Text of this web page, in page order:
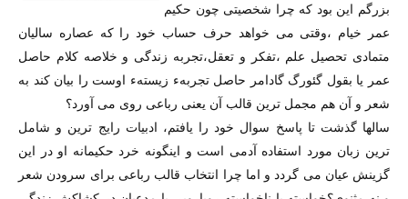
بزرگم این بود که چرا شخصیتی چون حکیم
عمر خیام ،وقتی می خواهد حرف حساب خود را که عصاره سالیان
متمادی تحصیل علم ،تفکر و تعقل،تجربه زندگی و خلاصه کلام حاصل
عمر یا بقول گئورگ گادامر حاصل تجربهء زیستهء اوست را بیان کند به
شعر و آن هم مجمل ترین قالب آن یعنی رباعی روی می آورد؟
سالها گذشت تا پاسخ سوال خود را یافتم، ادبیات رایج ترین و شامل
ترین زبان مورد استفاده آدمی است و اینگونه خرد حکیمانه او در این
گزینش عیان می گردد و اما چرا انتخاب قالب رباعی برای سرودن شعر